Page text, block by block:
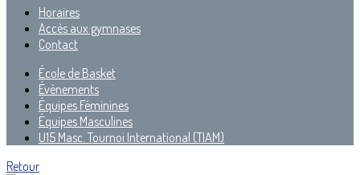
Horaires
Accès aux gymnases
Contact
École de Basket
Évènements
Équipes Féminines
Équipes Masculines
U15 Masc. Tournoi International (TIAM)
Retour